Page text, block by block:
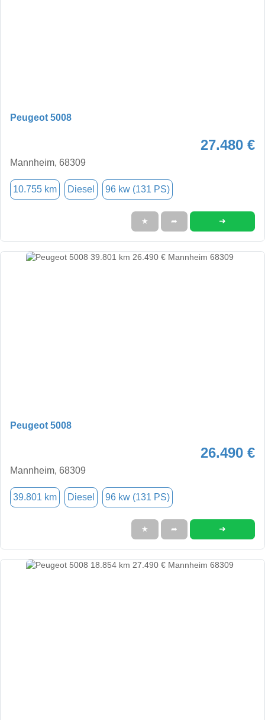
Peugeot 5008
27.480 €
Mannheim, 68309
10.755 km Diesel 96 kw (131 PS)
★ ➦ ➜
Peugeot 5008
26.490 €
Mannheim, 68309
39.801 km Diesel 96 kw (131 PS)
★ ➦ ➜